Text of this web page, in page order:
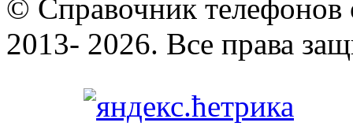
© Cправочник телефонов
2013- 2026. Все права